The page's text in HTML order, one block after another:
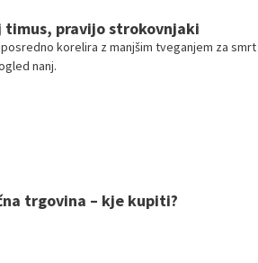
pravijo strokovnjaki
korelira z manjšim tveganjem za smrt
nanj.
trgovina – kje kupiti?